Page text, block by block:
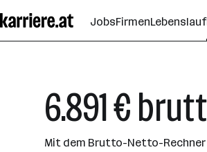
Seiteninhalt
springen
JobsFirmenLebenslauf
6.891 €
Mit dem Brutto-Netto-Rechner